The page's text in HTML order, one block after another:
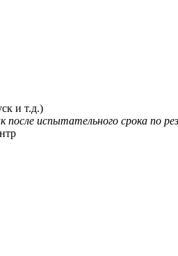
и т.д.)
после испытательного срока по